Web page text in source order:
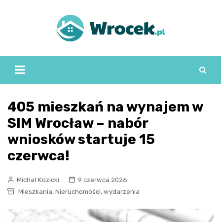
405 mieszkań na wynajem w
SIM Wrocław – nabór
wniosków startuje 15
czerwca!
Michał Kozicki
9 czerwca 2026
Mieszkania, Nieruchomości, wydarzenia